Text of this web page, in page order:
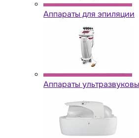
Аппараты для эпиляции
Аппараты